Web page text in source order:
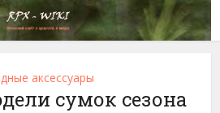
аксессуары
сумок сезона